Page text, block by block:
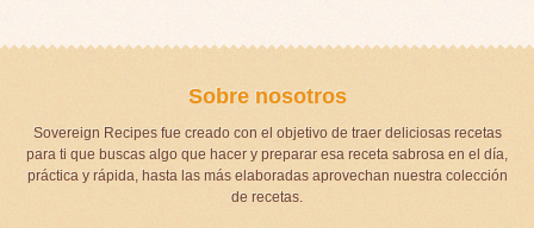
Sobre nosotros
Sovereign Recipes fue creado con el objetivo de traer deliciosas recetas
para ti que buscas algo que hacer y preparar esa receta sabrosa en el día,
práctica y rápida, hasta las más elaboradas aprovechan nuestra colección
de recetas.